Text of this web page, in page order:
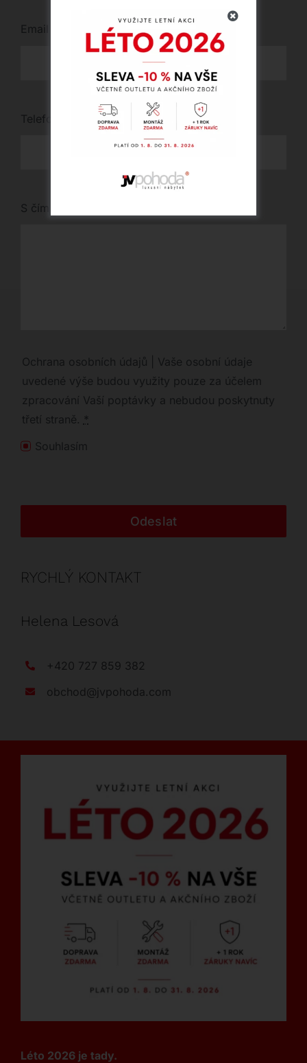
Email
Telefon
S čím vám můžeme pomoci?
Ochrana osobních údajů | Vaše osobní údaje
uvedené výše budou využity pouze za účelem
zpracování Vaší poptávky a nebudou poskytnuty
třetí straně. *
Souhlasím
Odeslat
RYCHLÝ KONTAKT
Helena Lesová
+420 727 859 382
obchod@jvpohoda.com
Léto 2026 je tady.